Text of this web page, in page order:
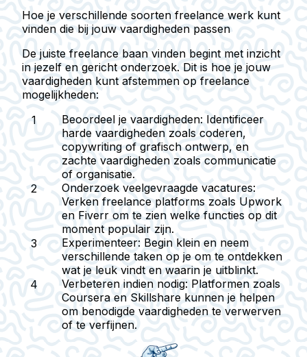
Hoe je verschillende soorten freelance werk kunt
vinden die bij jouw vaardigheden passen
De juiste freelance baan vinden begint met inzicht
in jezelf en gericht onderzoek. Dit is hoe je jouw
vaardigheden kunt afstemmen op freelance
mogelijkheden:
Beoordeel je vaardigheden: Identificeer
harde vaardigheden zoals coderen,
copywriting of grafisch ontwerp, en
zachte vaardigheden zoals communicatie
of organisatie.
Onderzoek veelgevraagde vacatures:
Verken freelance platforms zoals Upwork
en Fiverr om te zien welke functies op dit
moment populair zijn.
Experimenteer: Begin klein en neem
verschillende taken op je om te ontdekken
wat je leuk vindt en waarin je uitblinkt.
Verbeteren indien nodig: Platformen zoals
Coursera en Skillshare kunnen je helpen
om benodigde vaardigheden te verwerven
of te verfijnen.